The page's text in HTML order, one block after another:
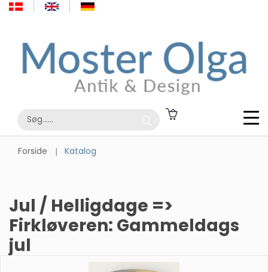
Forside Katalog
Jul / Helligdage =>
Firkløveren: Gammeldags
jul